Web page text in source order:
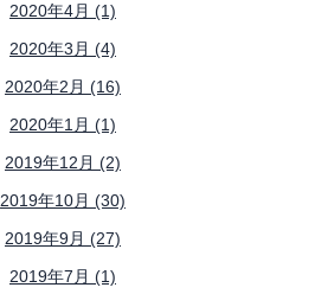
2020年4月 (1)
2020年3月 (4)
2020年2月 (16)
2020年1月 (1)
2019年12月 (2)
2019年10月 (30)
2019年9月 (27)
2019年7月 (1)